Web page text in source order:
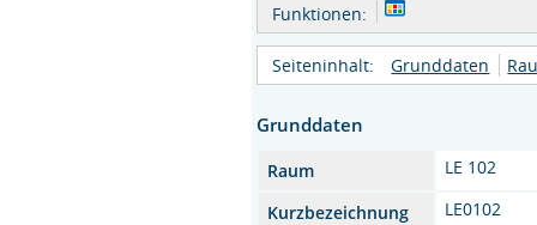
Funktionen:
Seiteninhalt: Grunddaten
Grunddaten
Raum
LE 102
Kurzbezeichnung
LE0102